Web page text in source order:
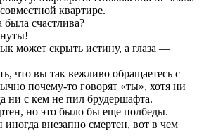
квартире.
счастлива?
может скрыть истину, а глаза —
что вы так вежливо обращаетесь с
почему-то говорят «ты», хотя ни
ни с кем не пил брудершафта.
но это было бы еще полбеды.
иногда внезапно смертен, вот в чем